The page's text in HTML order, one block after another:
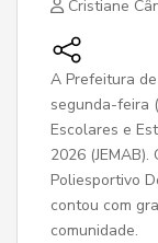
Cristiane
A Prefeitura
segunda-feira
Escolares e
2026
Poliesportivo
contou com
comunidade.